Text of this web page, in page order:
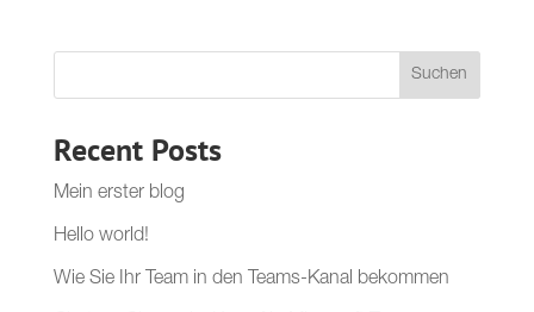
Suchen
Recent Posts
Mein erster blog
Hello world!
Wie Sie Ihr Team in den Teams-Kanal bekommen